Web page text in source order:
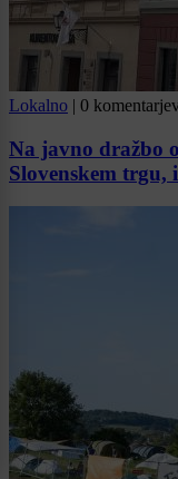
Lokalno | 0
Na javno dražbo
Slovenskem trgu,